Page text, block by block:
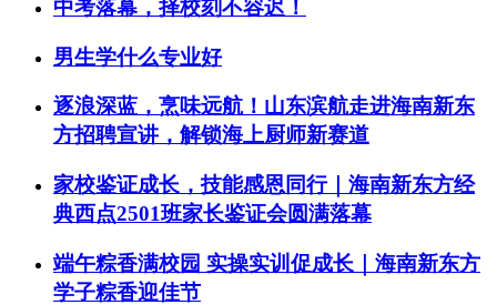
中考落幕，择校刻不容迟！
男生学什么专业好
逐浪深蓝，烹味远航！山东滨航走进海南新东
方招聘宣讲，解锁海上厨师新赛道
家校鉴证成长，技能感恩同行｜海南新东方经
典西点2501班家长鉴证会圆满落幕
端午粽香满校园 实操实训促成长｜海南新东方
学子粽香迎佳节